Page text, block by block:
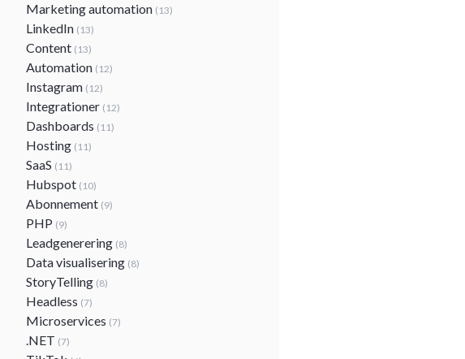
Marketing automation (13)
LinkedIn (13)
Content (13)
Automation (12)
Instagram (12)
Integrationer (12)
Dashboards (11)
Hosting (11)
SaaS (11)
Hubspot (10)
Abonnement (9)
PHP (9)
Leadgenerering (8)
Data visualisering (8)
StoryTelling (8)
Headless (7)
Microservices (7)
.NET (7)